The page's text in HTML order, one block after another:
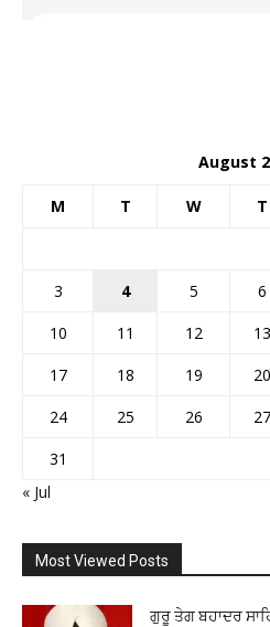
August
M T W T
3
4 5 6
10
11 12 13
17
18 19 20
24
25 26 27
31
« Jul
Most Viewed Posts
ਗੁਰੂ ਤੇਗ ਬਹਾਦਰ